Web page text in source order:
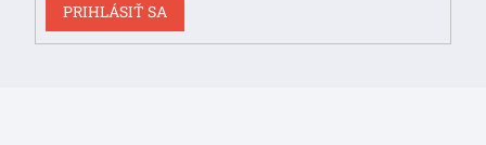
PRIHLÁSIŤ SA